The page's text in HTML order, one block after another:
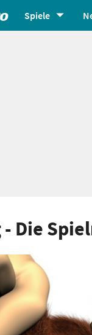
Spiele
- Die